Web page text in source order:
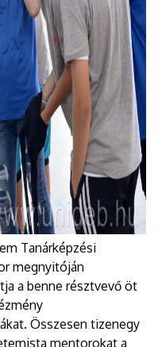
Tanárképzési
megnyitóján
a benne résztvevő öt
Összesen tizenegy
mentorokat a